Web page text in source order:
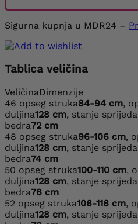
Sigurna kupnja u MDR24 –
Tablica veličina
VeličinaDimenzije
46 opseg struka84-94 cm,
duljina128 cm, stanje
bedra72 cm
48 opseg struka96-106 cm,
duljina128 cm, stanje
bedra74 cm
50 opseg struka100-110 cm,
duljina128 cm, stanje
bedra76 cm
52 opseg struka106-116 cm,
duljina128 cm, stanje